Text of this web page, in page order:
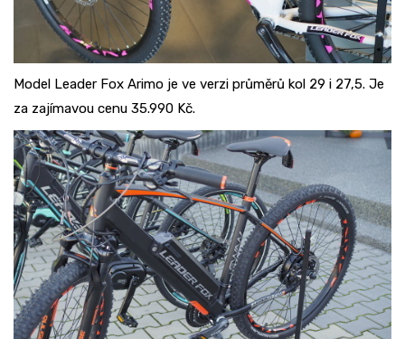
Model Leader Fox Arimo je ve verzi průměrů kol 29 i 27,5. Je
za zajímavou cenu 35.990 Kč.